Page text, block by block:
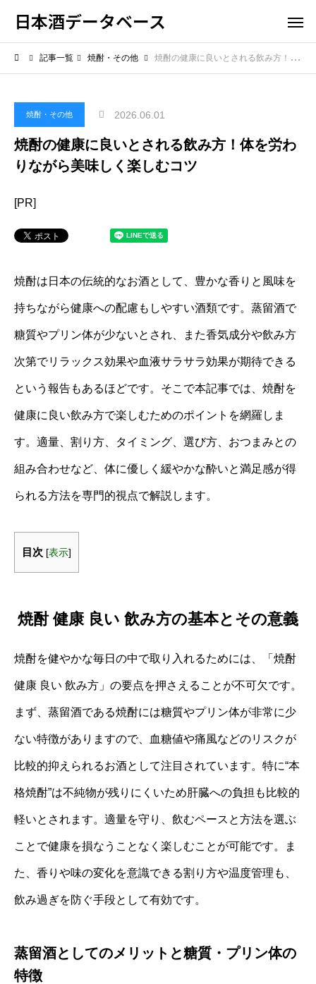
日本酒データベース
記事一覧 焼酎・その他 焼酎の健康に良いとされる飲み方！体を労わりながら美味しく楽しむコツ
焼酎・その他 2026.06.01
焼酎の健康に良いとされる飲み方！体を労わ
りながら美味しく楽しむコツ
[PR]
焼酎は日本の伝統的なお酒として、豊かな香りと風味を
持ちながら健康への配慮もしやすい酒類です。蒸留酒で
糖質やプリン体が少ないとされ、また香気成分や飲み方
次第でリラックス効果や血液サラサラ効果が期待できる
という報告もあるほどです。そこで本記事では、焼酎を
健康に良い飲み方で楽しむためのポイントを網羅しま
す。適量、割り方、タイミング、選び方、おつまみとの
組み合わせなど、体に優しく緩やかな酔いと満足感が得
られる方法を専門的視点で解説します。
目次 [表示]
焼酎 健康 良い 飲み方の基本とその意義
焼酎を健やかな毎日の中で取り入れるためには、「焼酎
健康 良い 飲み方」の要点を押さえることが不可欠です。
まず、蒸留酒である焼酎には糖質やプリン体が非常に少
ない特徴がありますので、血糖値や痛風などのリスクが
比較的抑えられるお酒として注目されています。特に“本
格焼酎”は不純物が残りにくいため肝臓への負担も比較的
軽いとされます。適量を守り、飲むペースと方法を選ぶ
ことで健康を損なうことなく楽しむことが可能です。ま
た、香りや味の変化を意識できる割り方や温度管理も、
飲み過ぎを防ぐ手段として有効です。
蒸留酒としてのメリットと糖質・プリン体の
特徴